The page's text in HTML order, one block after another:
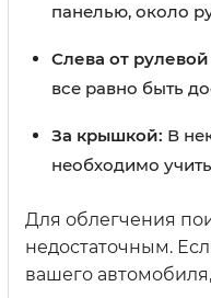
панелью, около
Слева от
все равно быть
За крышкой: В
необходимо
Для облегчения
недостаточным.
вашего